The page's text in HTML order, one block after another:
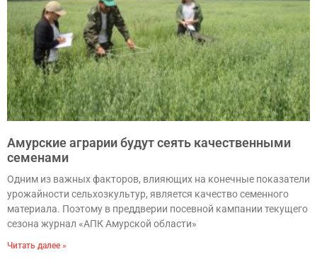
Амурские аграрии будут сеять качественными
семенами
Одним из важных факторов, влияющих на конечные показатели
урожайности сельхозкультур, является качество семенного
материала. Поэтому в преддверии посевной кампании текущего
сезона журнал «АПК Амурской области»
Читать далее »